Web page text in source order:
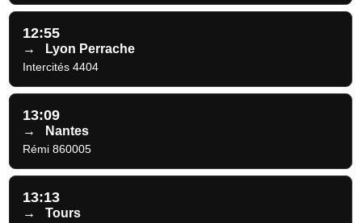
12:55
→ Lyon Perrache
Intercités 4404
13:09
→ Nantes
Rémi 860005
13:13
→ Tours